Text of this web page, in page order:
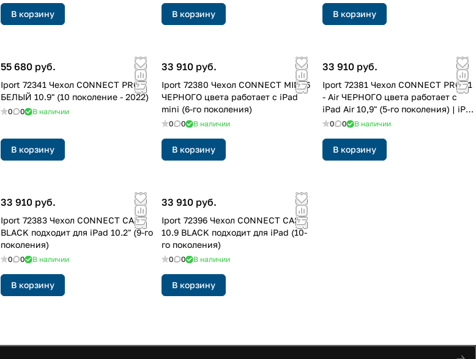
В корзину В корзину В корзину
55 680 руб.
Iport 72341 Чехол CONNECT PRO
БЕЛЫЙ 10.9" (10 поколение - 2022)
0 0 В наличии
В корзину
33 910 руб.
Iport 72380 Чехол CONNECT MINI 6
ЧЕРНОГО цвета работает с iPad
mini (6-го поколения)
0 0 В наличии
В корзину
33 910 руб.
Iport 72381 Чехол CONNECT PRO 11
- Air ЧЕРНОГО цвета работает с
iPad Air 10,9" (5-го поколения) | iPad
Pro 11" (3-го поколения)
0 0 В наличии
В корзину
33 910 руб.
Iport 72383 Чехол CONNECT CASE
BLACK подходит для iPad 10.2" (9-го
поколения)
0 0 В наличии
В корзину
33 910 руб.
Iport 72396 Чехол CONNECT CASE
10.9 BLACK подходит для iPad (10-
го поколения)
0 0 В наличии
В корзину